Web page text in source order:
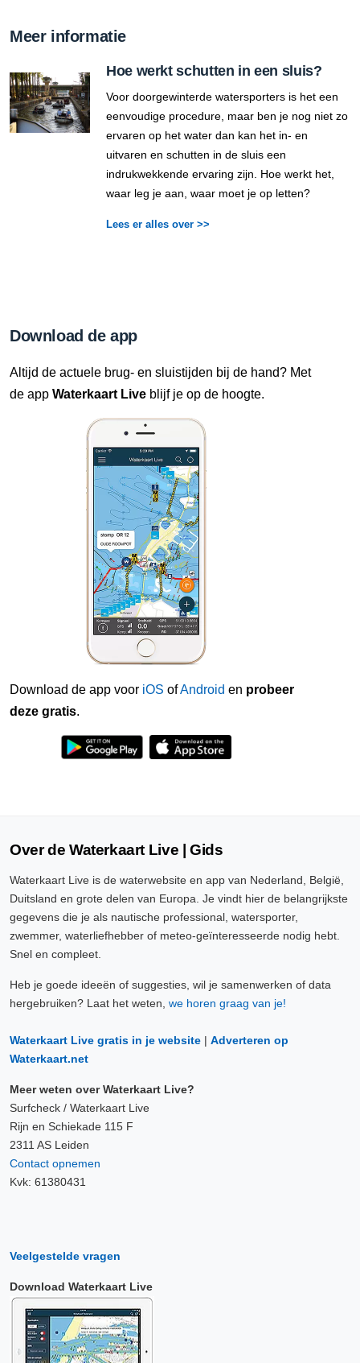
Meer informatie
Hoe werkt schutten in een sluis?
Voor doorgewinterde watersporters is het een
eenvoudige procedure, maar ben je nog niet zo
ervaren op het water dan kan het in- en
uitvaren en schutten in de sluis een
indrukwekkende ervaring zijn. Hoe werkt het,
waar leg je aan, waar moet je op letten?
Lees er alles over >>
Download de app
Altijd de actuele brug- en sluistijden bij de hand? Met
de app Waterkaart Live blijf je op de hoogte.
Download de app voor iOS ofAndroid en probeer
deze gratis.
Over de Waterkaart Live | Gids
Waterkaart Live is de waterwebsite en app van Nederland, België,
Duitsland en grote delen van Europa. Je vindt hier de belangrijkste
gegevens die je als nautische professional, watersporter,
zwemmer, waterliefhebber of meteo-geïnteresseerde nodig hebt.
Snel en compleet.
Heb je goede ideeën of suggesties, wil je samenwerken of data
hergebruiken? Laat het weten, we horen graag van je!
Waterkaart Live gratis in je website | Adverteren op
Waterkaart.net
Meer weten over Waterkaart Live?
Surfcheck / Waterkaart Live
Rijn en Schiekade 115 F
2311 AS Leiden
Contact opnemen
Kvk: 61380431
Veelgestelde vragen
Download Waterkaart Live